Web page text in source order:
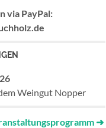
via PayPal:
Weingut Nopper
➜